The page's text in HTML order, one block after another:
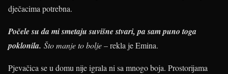
dječacima potrebna.
Počele su da mi smetaju suvišne stvari, pa sam puno toga
poklonila. Što manje to bolje– rekla je Emina.
Pjevačica se u domu nije igrala ni sa mnogo boja. Prostorijama